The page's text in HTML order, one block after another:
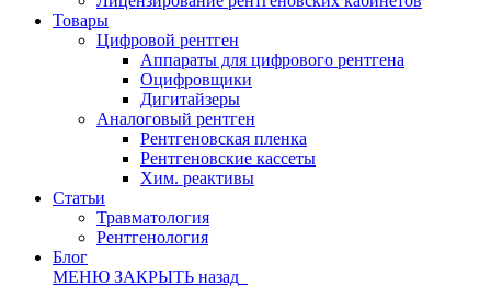
Товары
Цифровой рентген
Аппараты для цифрового рентгена
Оцифровщики
Дигитайзеры
Аналоговый рентген
Рентгеновская пленка
Рентгеновские кассеты
Хим. реактивы
Статьи
Травматология
Рентгенология
Блог
МЕНЮ ЗАКРЫТЬ назад